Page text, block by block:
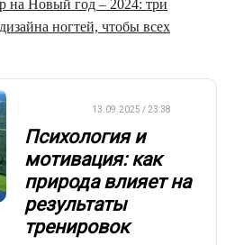
Новый год – 2024: три
ногтей, чтобы всех
13.09.2025 / 23:38
Психология и
мотивация: как
природа влияет на
результаты
тренировок